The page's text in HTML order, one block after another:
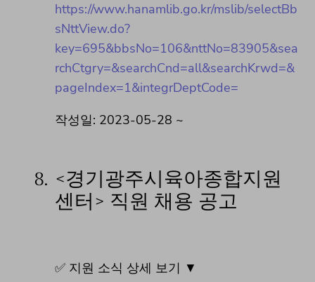
https://www.hanamlib.go.kr/mslib/selectBb
sNttView.do?
key=695&bbsNo=106&nttNo=83905&sea
rchCtgry=&searchCnd=all&searchKrwd=&
pageIndex=1&integrDeptCode=
작성일: 2023-05-28 ~
8. <경기광주시육아종합지원
센터> 직원 채용 공고
✅ 지원 소식 상세 보기 ▼